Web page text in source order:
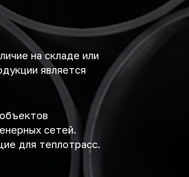
на складе или
является
сетей.
для теплотрасс.